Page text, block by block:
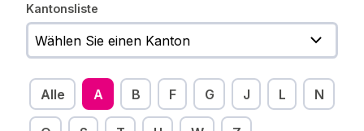
Kantonsliste
Alle A B F G J L N